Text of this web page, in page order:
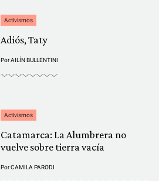
Activismos
Adiós, Taty
PorAILÍN BULLENTINI
Activismos
Catamarca: La Alumbrera no
vuelve sobre tierra vacía
PorCAMILA PARODI